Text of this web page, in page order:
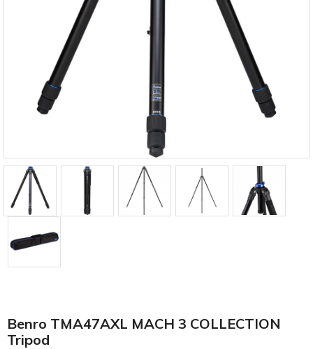
Benro TMA47AXL MACH 3 COLLECTION
Tripod